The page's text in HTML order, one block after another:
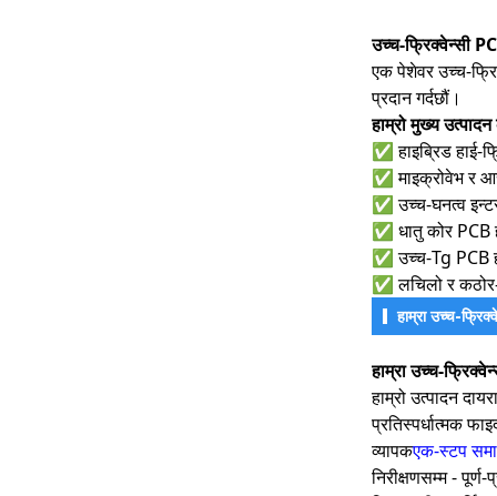
उच्च-फ्रिक्वेन्सी
एक पेशेवर उच्च-
प्रदान गर्दछौं।
हाम्रो मुख्य
✅ हाइब्रिड हाई-
✅ माइक्रोवेभ र
✅ उच्च-घनत्व
✅ धातु कोर PCB
✅ उच्च-Tg PCB
✅ लचिलो र
हाम्रा उच्च-
हाम्रा उच्च-
हाम्रो उत्पादन
प्रतिस्पर्धात्मक
व्यापकएक-स्टप
निरीक्षणसम्म - पूर्ण-